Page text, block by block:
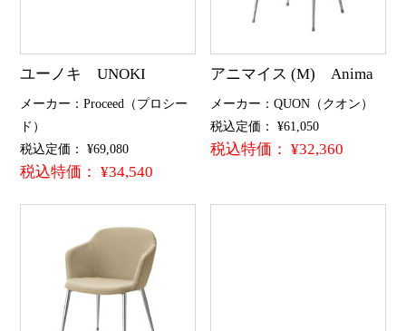
ユーノキ UNOKI
メーカー：Proceed（プロシー
ド）
税込定価： ¥69,080
税込特価： ¥34,540
アニマイス (M) Anima
メーカー：QUON（クオン）
税込定価： ¥61,050
税込特価： ¥32,360